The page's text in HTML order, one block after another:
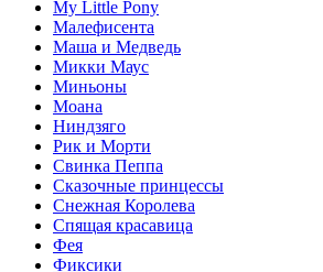
My Little Pony
Малефисента
Маша и Медведь
Микки Маус
Миньоны
Моана
Ниндзяго
Рик и Морти
Свинка Пеппа
Сказочные принцессы
Снежная Королева
Спящая красавица
Фея
Фиксики